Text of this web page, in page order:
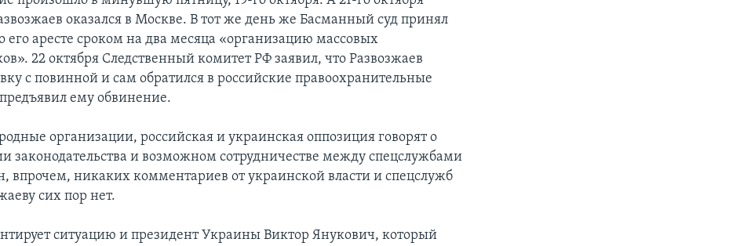
оказался в Москве. В тот же день же Басманный суд принял
его аресте сроком на два месяца «организацию массовых
22 октября Следственный комитет РФ заявил, что Развозжаев
с повинной и сам обратился в российские правоохранительные
ему обвинение.
организации, российская и украинская оппозиция говорят о
законодательства и возможном сотрудничестве между спецслужбами
впрочем, никаких комментариев от украинской власти и спецслужб
сих пор нет.
ситуацию и президент Украины Виктор Янукович, который